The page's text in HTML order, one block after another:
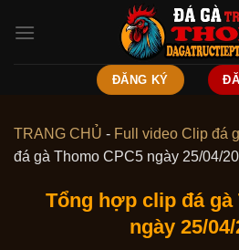
ĐĂNG KÝ
TRANG CHỦ - Full video Clip đá
đá gà Thomo CPC5 ngày 25/04/
Tổng hợp clip đá gà
ngày 25/